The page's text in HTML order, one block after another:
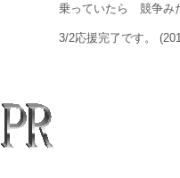
乗っていたら 競争み
3/2応援完了です。